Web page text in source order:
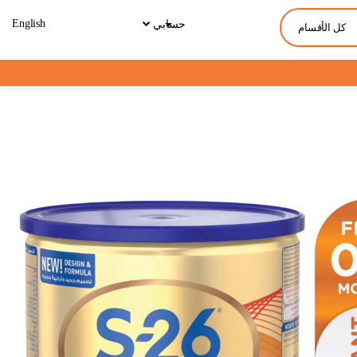
كل الأقسام حسابي English